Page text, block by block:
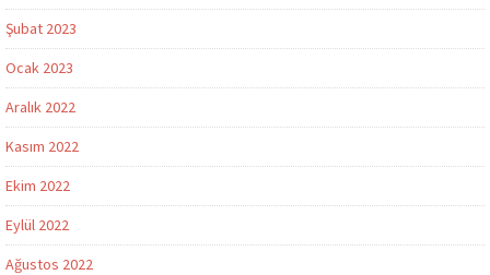
Şubat 2023
Ocak 2023
Aralık 2022
Kasım 2022
Ekim 2022
Eylül 2022
Ağustos 2022